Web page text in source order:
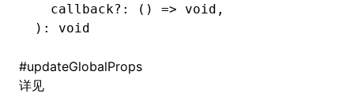
  callback
?: () => void ,
): void
#updateGlobalProps
详见